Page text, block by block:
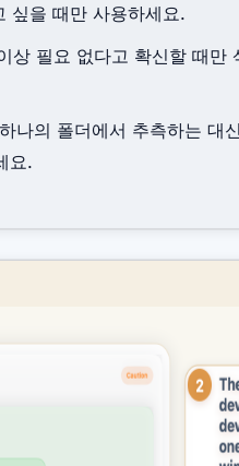
싶을 때만 사용하세요.
상 필요 없다고 확신할 때만
나의 폴더에서 추측하는 대신
요.